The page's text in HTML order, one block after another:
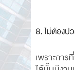
8. ไม่ต้องป
เพราะกา